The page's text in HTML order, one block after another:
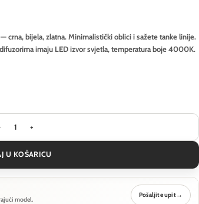
crna, bijela, zlatna. Minimalistički oblici i sažete tanke linije.
imaju LED izvor svjetla, temperatura boje 4000K.
Viseća svjetiljka Maytoni Pro Extra - Zlatna -
U KOŠARICU
model.
Pošaljite upit→